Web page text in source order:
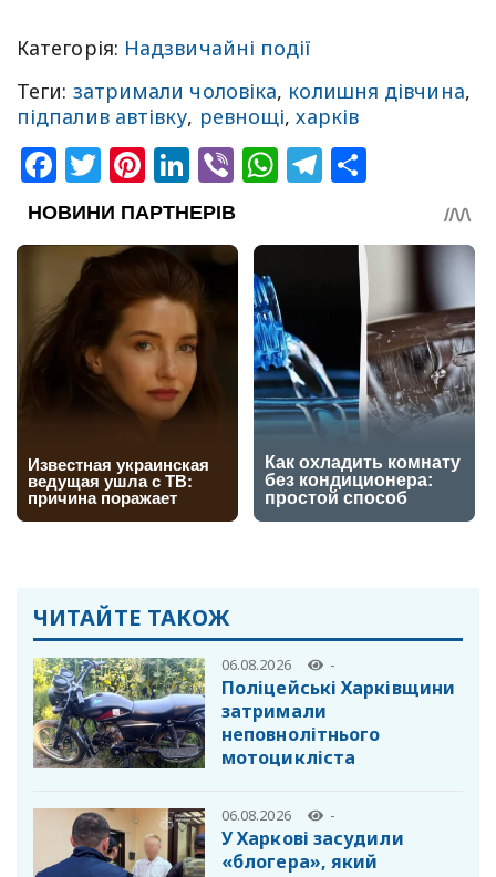
Категорія: Надзвичайні події
Теги: затримали чоловіка, колишня дівчина,
підпалив автівку, ревнощі,харків
Facebook
Twitter
Pinterest
LinkedIn
ViberWhatsApp
Telegram
ЧИТАЙТЕ ТАКОЖ
06.08.2026 -
Поліцейські Харківщини
затримали
неповнолітнього
мотоцикліста
06.08.2026 -
У Харкові засудили
«блогера», який